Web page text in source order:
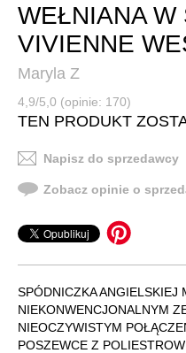
WEŁNIANA W
VIVIENNE
Maryla Z
4,9/5,0 (opinie: 170)
TEN PRODUKT
Napisz do sprzedawcy
Zobacz opinie o
SPÓDNICZKA ANGIELSKIEJ
NIEKONWENCJONALNYM
NIEOCZYWISTYM
POSZEWCE Z